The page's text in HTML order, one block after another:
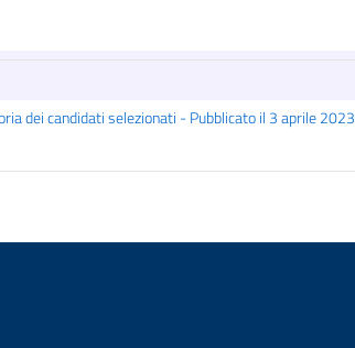
dei candidati selezionati - Pubblicato il 3 aprile 2023